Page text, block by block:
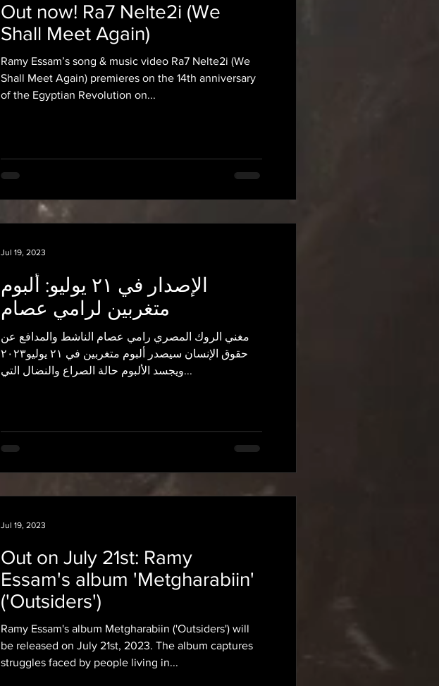
Out now! Ra7 Nelte2i (We
Shall Meet Again)
Ramy Essam’s song & music video Ra7 Nelte2i (We
Shall Meet Again) premieres on the 14th anniversary
of the Egyptian Revolution on...
الإصدار في ٢١ يوليو: ألبوم
متغربين لرامي عصام
مغني الروك المصري رامي عصام الناشط والمدافع عن
حقوق الإنسان سيصدر ألبوم متغربين في ٢١ يوليو٢٠٢٣
ويجسد الألبوم حالة الصراع والنضال التي...
Jul 19, 2023
Out on July 21st: Ramy
Essam's album 'Metgharabiin'
('Outsiders')
Ramy Essam's album Metgharabiin ('Outsiders') will
be released on July 21st, 2023. The album captures
struggles faced by people living in...
Jul 19, 2023